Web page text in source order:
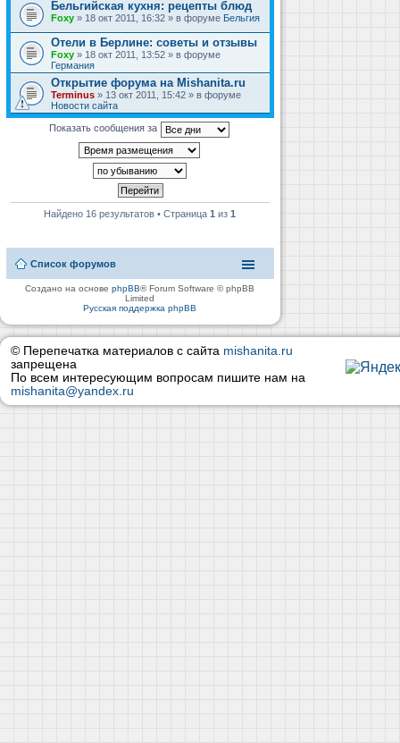
Бельгийская кухня: рецепты блюд
Foxy » 18 окт 2011, 16:32 » в форуме Бельгия
Отели в Берлине: советы и отзывы
Foxy » 18 окт 2011, 13:52 » в форуме
Германия
Открытие форума на Mishanita.ru
Terminus » 13 окт 2011, 15:42 » в форуме
Новости сайта
Показать сообщения за
Найдено 16 результатов • Страница1 из1
Список форумов
Создано на основеphpBB® Forum Software © phpBB
Limited
Русская поддержка phpBB
© Перепечатка материалов с сайта mishanita.ru
запрещена
По всем интересующим вопросам пишите нам на
mishanita@yandex.ru